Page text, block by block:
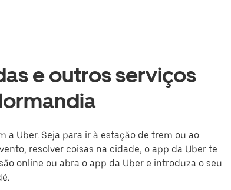
e outros serviços
a Uber. Seja para ir à estação de trem ou ao
resolver coisas na cidade, o app da Uber te
online ou abra o app da Uber e introduza o seu